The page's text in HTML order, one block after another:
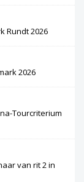
Rundt 2026
2026
Tourcriterium
van rit 2 in